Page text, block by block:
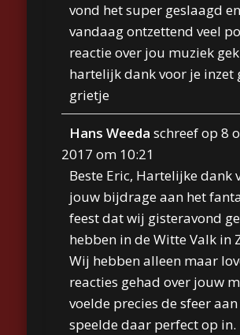
vond het super geslaagd
vandaag ontzettend veel
reactie over jou muziek
hartelijk dank voor je inzet
grietje
Hans Weedaschreef op 8
2017 om 10:21
Beste Eric, Hartelijke dank
jouw bijdrage aan het
feest dat wij gisteravond
hebben in de Witte Valk in
Wij hebben alleen maar
reacties gehad over jouw
voelde precies de sfeer
speelde daar perfect op in.